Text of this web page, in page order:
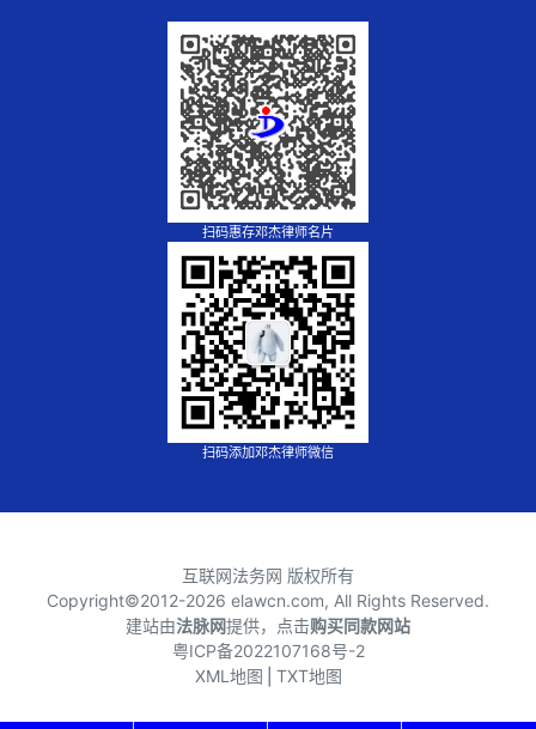
扫码惠存邓杰律师名片
扫码添加邓杰律师微信
互联网法务网 版权所有
Copyright©2012-2026 elawcn.com, All Rights Reserved.
建站由法脉网提供，点击购买同款网站
粤ICP备2022107168号-2
XML地图 TXT地图